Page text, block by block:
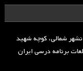
شمالی، کوچه شهید